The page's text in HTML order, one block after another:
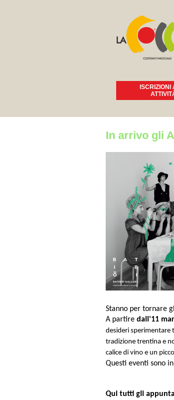
ISCRIZIONI
Tu sei qui
In arrivo gli
Stanno per tornare
A partire dall'11
desideri sperimentare
tradizione trentina e
calice di vino e un
Questi eventi sono
Qui tutti gli